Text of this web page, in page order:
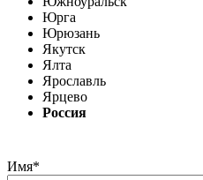
Юрга
Юрюзань
Якутск
Ялта
Ярославль
Ярцево
Россия
Имя*